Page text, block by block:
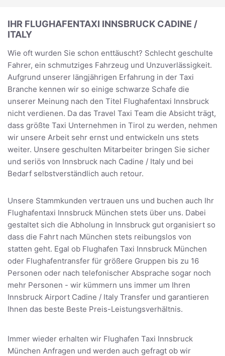
IHR FLUGHAFENTAXI INNSBRUCK CADINE /
ITALY
Wie oft wurden Sie schon enttäuscht? Schlecht geschulte
Fahrer, ein schmutziges Fahrzeug und Unzuverlässigkeit.
Aufgrund unserer längjährigen Erfahrung in der Taxi
Branche kennen wir so einige schwarze Schafe die
unserer Meinung nach den Titel Flughafentaxi Innsbruck
nicht verdienen. Da das Travel Taxi Team die Absicht trägt,
dass größte Taxi Unternehmen in Tirol zu werden, nehmen
wir unsere Arbeit sehr ernst und entwickeln uns stets
weiter. Unsere geschulten Mitarbeiter bringen Sie sicher
und seriös von Innsbruck nach Cadine / Italy und bei
Bedarf selbstverständlich auch retour.
Unsere Stammkunden vertrauen uns und buchen auch Ihr
Flughafentaxi Innsbruck München stets über uns. Dabei
gestaltet sich die Abholung in Innsbruck gut organisiert so
dass die Fahrt nach München stets reibungslos von
statten geht. Egal ob Flughafen Taxi Innsbruck München
oder Flughafentransfer für größere Gruppen bis zu 16
Personen oder nach telefonischer Absprache sogar noch
mehr Personen - wir kümmern uns immer um Ihren
Innsbruck Airport Cadine / Italy Transfer und garantieren
Ihnen das beste Beste Preis-Leistungsverhältnis.
Immer wieder erhalten wir Flughafen Taxi Innsbruck
München Anfragen und werden auch gefragt ob wir